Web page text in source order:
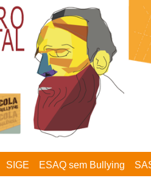
SIGE ESAQ sem Bullying